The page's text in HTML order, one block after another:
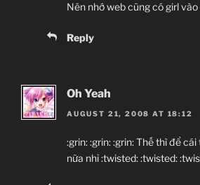
Nên nhớ web cũng có girl
Reply
Oh Yeah
AUGUST 21, 2008 AT 18:12
:grin: :grin: :grin: Thế thì để
nữa nhỉ :twisted: :twisted: